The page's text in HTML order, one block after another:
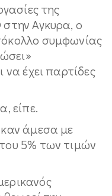
της
Αγκυρα, ο
συμφωνίας
να έχει παρτίδες
είπε.
άμεσα με
5% των τιμών